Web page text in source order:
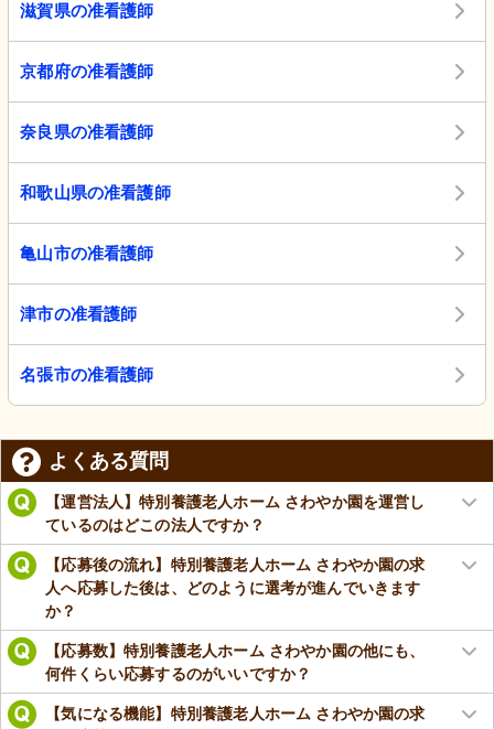
滋賀県の准看護師
京都府の准看護師
奈良県の准看護師
和歌山県の准看護師
亀山市の准看護師
津市の准看護師
名張市の准看護師
よくある質問
【運営法人】特別養護老人ホーム さわやか園を運営し
ているのはどこの法人ですか？
【応募後の流れ】特別養護老人ホーム さわやか園の求
人へ応募した後は、どのように選考が進んでいきます
か？
【応募数】特別養護老人ホーム さわやか園の他にも、
何件くらい応募するのがいいですか？
【気になる機能】特別養護老人ホーム さわやか園の求